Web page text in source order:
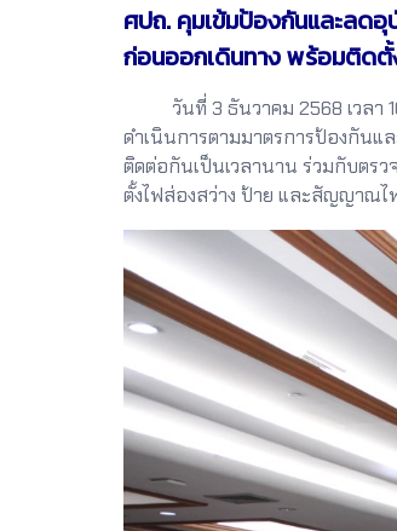
ศปถ. คุมเข้มป้องกันและลด
ก่อนออกเดินทาง พร้อมติด
วันที่ 3 ธันวาคม 2568 เวลา
ดำเนินการตามมาตรการป้องกันแ
ติดต่อกันเป็นเวลานาน ร่วมกับตร
ตั้งไฟส่องสว่าง ป้าย และสัญญาณไ